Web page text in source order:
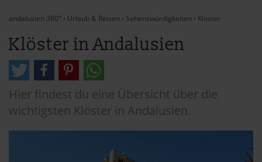
andalusien 360° › Urlaub & Reisen › Sehenswürdigkeiten › Klöster
Klöster in Andalusien
Hier findest du eine Übersicht über die
wichtigsten Klöster in Andalusien.